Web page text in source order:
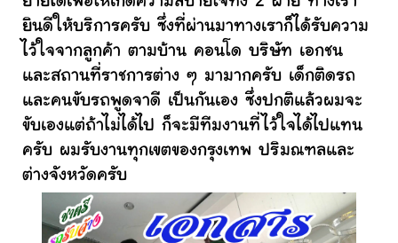
ยินดีให้บริการครับ ซึ่งที่ผ่านมาทางเราก็ได้รับความ
ไว้ใจจากลูกค้า ตามบ้าน คอนโด บริษัท เอกชน
และสถานที่ราชการต่าง ๆ มามากครับ เด็กติดรถ
และคนขับรถพูดจาดี เป็นกันเอง ซึ่งปกติแล้วผมจะ
ขับเองแต่ถ้าไม่ได้ไป ก็จะมีทีมงานที่ไว้ใจได้ไปแทน
ครับ ผมรับงานทุกเขตของกรุงเทพ ปริมณฑลและ
ต่างจังหวัดครับ